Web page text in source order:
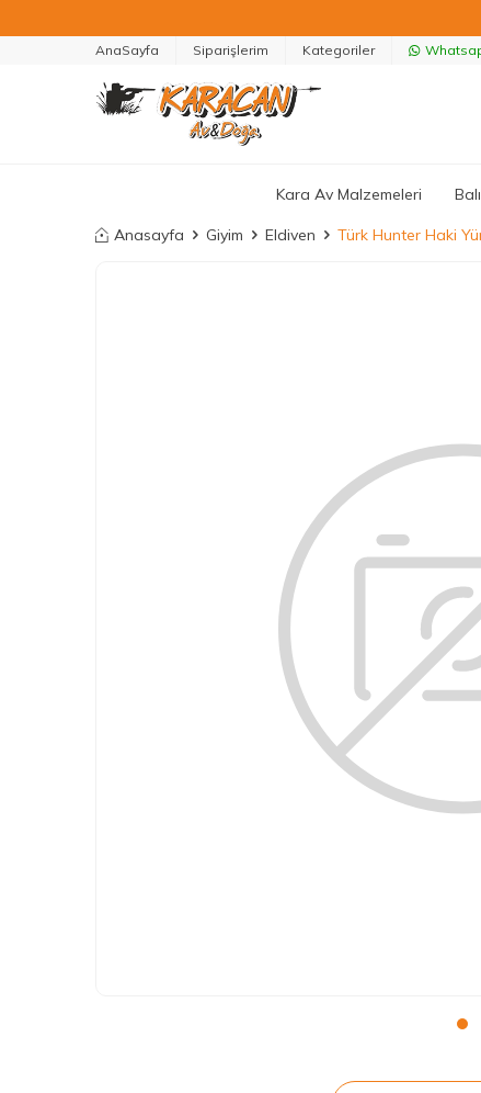
AnaSayfa Siparişlerim Kategoriler
Kara Av Malzemeleri
Anasayfa Giyim Eldiven Türk Hunter Haki